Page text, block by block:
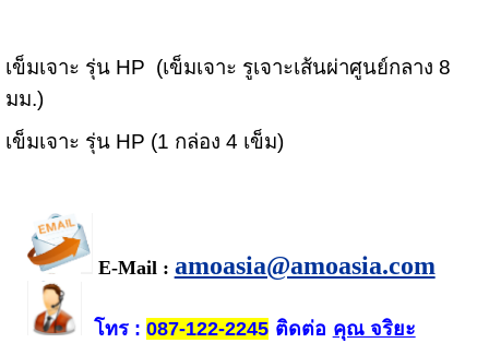
เข็มเจาะ รุ่น HP (เข็มเจาะ รูเจาะเส้นผ่าศูนย์กลาง 8
มม.)
เข็มเจาะ รุ่น HP (1 กล่อง 4 เข็ม)
E-Mail : amoasia@amoasia.com
โทร: 087-122-2245ติดต่อ คุณ จริยะ